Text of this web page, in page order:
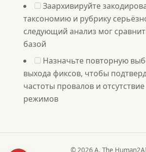
Заархивируйте
таксономию и рубрику
следующий анализ мог
базой
Назначьте повторную
выхода фиксов, чтобы
частоты провалов и
режимов
© 2026 A. The